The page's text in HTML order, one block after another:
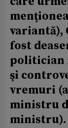
variantă),
fost
politician
şi
vremuri
ministru
ministru).